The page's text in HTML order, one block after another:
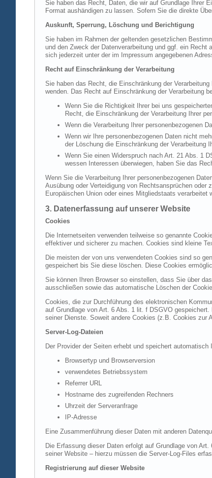
Sie haben das Recht, Daten, die wir auf Grundlage Ihrer
Format aushändigen zu lassen. Sofern Sie die direkte
Auskunft, Sperrung, Löschung und Berichtigung
Sie haben im Rahmen der geltenden gesetzlichen
und den Zweck der Datenverarbeitung und ggf. ein
sich jederzeit unter der im Impressum angegebenen
Recht auf Einschränkung der Verarbeitung
Sie haben das Recht, die Einschränkung der
wenden. Das Recht auf Einschränkung der Verarbeitung
Wenn Sie die Richtigkeit Ihrer bei uns
Recht, die Einschränkung der Verarbeitung Ihrer
Wenn die Verarbeitung Ihrer personenbezogenen
Wenn wir Ihre personenbezogenen Daten nicht
der Löschung die Einschränkung der Verarbeitung
Wenn Sie einen Widerspruch nach Art. 21 Abs. 1
wessen Interessen überwiegen, haben Sie das
Wenn Sie die Verarbeitung Ihrer personenbezogenen
Ausübung oder Verteidigung von Rechtsansprüchen
Europäischen Union oder eines Mitgliedstaats verarbeitet
3. Datenerfassung auf unserer Website
Cookies
Die Internetseiten verwenden teilweise so genannte
effektiver und sicherer zu machen. Cookies sind kleine
Die meisten der von uns verwendeten Cookies sind so
gespeichert bis Sie diese löschen. Diese Cookies
Sie können Ihren Browser so einstellen, dass Sie über
ausschließen sowie das automatische Löschen der
Cookies, die zur Durchführung des elektronischen
auf Grundlage von Art. 6 Abs. 1 lit. f DSGVO
seiner Dienste. Soweit andere Cookies (z.B. Cookies zur
Server-Log-Dateien
Der Provider der Seiten erhebt und speichert
Browsertyp und Browserversion
verwendetes Betriebssystem
Referrer URL
Hostname des zugreifenden Rechners
Uhrzeit der Serveranfrage
IP-Adresse
Eine Zusammenführung dieser Daten mit anderen
Die Erfassung dieser Daten erfolgt auf Grundlage von
seiner Website – hierzu müssen die Server-Log-Files
Registrierung auf dieser Website